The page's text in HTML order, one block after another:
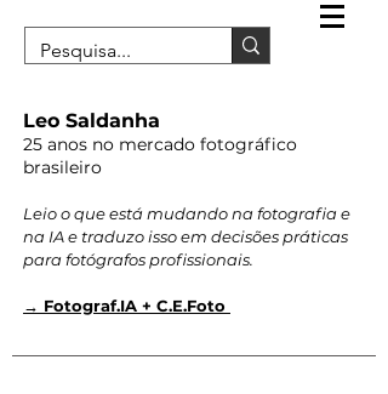
Leo Saldanha
25 anos no mercado fotográfico
brasileiro
Leio o que está mudando na fotografia e
na IA e traduzo isso em decisões práticas
para fotógrafos profissionais.
→ Fotograf.IA + C.E.Foto